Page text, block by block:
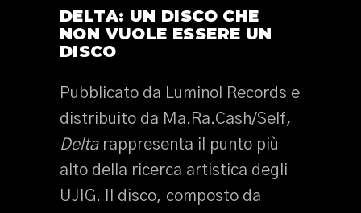
DELTA: UN DISCO CHE
NON VUOLE ESSERE UN
DISCO
Pubblicato da Luminol Records e
distribuito da Ma.Ra.Cash/Self,
Deltarappresenta il punto più
alto della ricerca artistica degli
UJIG. Il disco, composto da